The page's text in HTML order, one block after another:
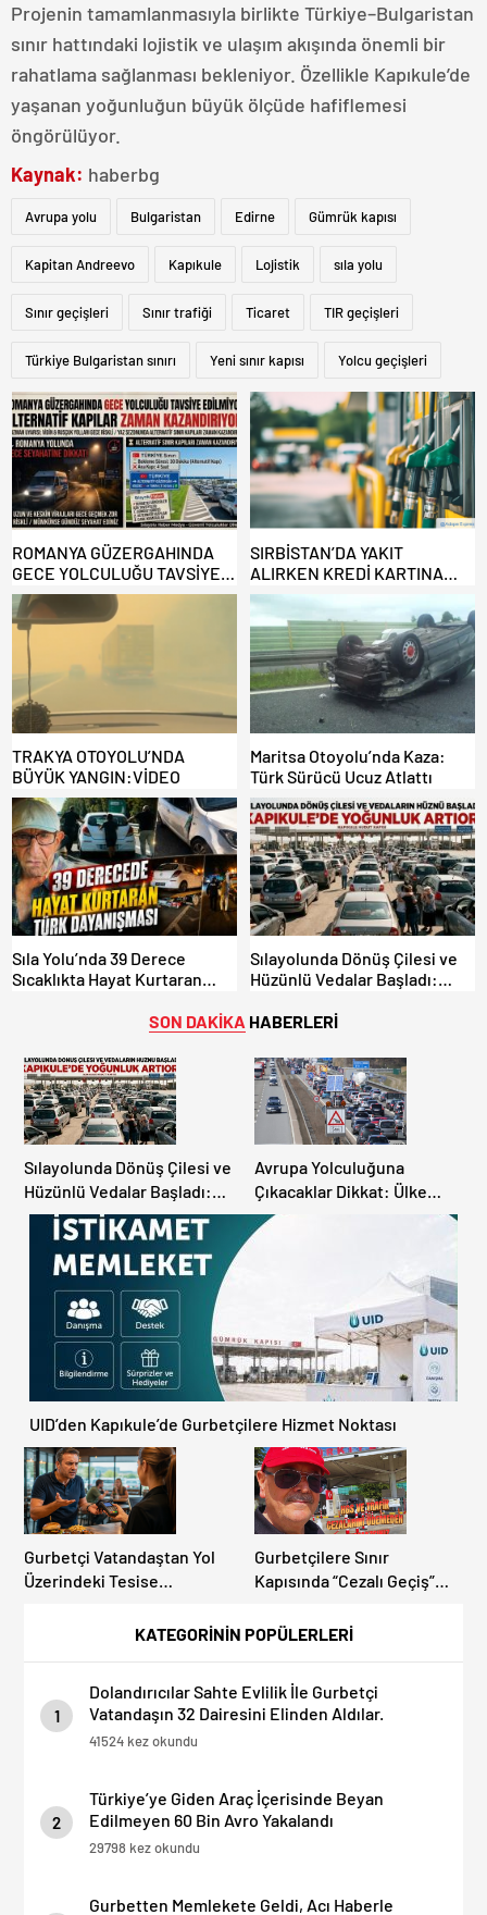
Projenin tamamlanmasıyla birlikte Türkiye–Bulgaristan
sınır hattındaki lojistik ve ulaşım akışında önemli bir
rahatlama sağlanması bekleniyor. Özellikle Kapıkule’de
yaşanan yoğunluğun büyük ölçüde hafiflemesi
öngörülüyor.
Kaynak: haberbg
Avrupa yolu Bulgaristan Edirne Gümrük kapısı
Kapitan Andreevo Kapıkule Lojistik sıla yolu
Sınır geçişleri Sınır trafiği Ticaret TIR geçişleri
Türkiye Bulgaristan sınırı Yeni sınır kapısı Yolcu geçişleri
ROMANYA GÜZERGAHINDA
GECE YOLCULUĞU TAVSİYE
EDİLMİYOR: ALTERNATİF
KAPILAR ZAMAN
KAZANDIRIYOR!
SIRBİSTAN’DA YAKIT
ALIRKEN KREDİ KARTINA
DİKKAT: MAĞDUR OLMAYIN!
TRAKYA OTOYOLU’NDA
BÜYÜK YANGIN:VİDEO
Maritsa Otoyolu’nda Kaza:
Türk Sürücü Ucuz Atlattı
Sıla Yolu’nda 39 Derece
Sıcaklıkta Hayat Kurtaran
Sılayolunda Dönüş Çilesi ve
Hüzünlü Vedalar Başladı:
SON DAKİKA HABERLERİ
KATEGORİNİN POPÜLERLERİ
1
Dolandırıcılar Sahte Evlilik İle Gurbetçi
Vatandaşın 32 Dairesini Elinden Aldılar.
41524 kez okundu
2
Türkiye’ye Giden Araç İçerisinde Beyan
Edilmeyen 60 Bin Avro Yakalandı
29798 kez okundu
Gurbetten Memlekete Geldi, Acı Haberle
Sılayolunda Dönüş Çilesi ve
Hüzünlü Vedalar Başladı:
Kapıkule’de Yoğunluk
Artıyor!
Avrupa Yolculuğuna
Çıkacaklar Dikkat: Ülke
Ülke Güncel Trafik Kuralları,
Avrupa Otoyol Hız Limitleri
UID’den Kapıkule’de Gurbetçilere Hizmet Noktası
Gurbetçi Vatandaştan Yol
Üzerindeki Tesise
“Hesabınızı Mutlaka Kontrol
Gurbetçilere Sınır
Kapısında “Cezalı Geçiş”
Dışına Çıkamıyor!